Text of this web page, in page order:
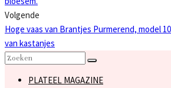
Volgende
Hoge vaas van Brantjes Purmerend, model
van kastanjes
PLATEEL MAGAZINE